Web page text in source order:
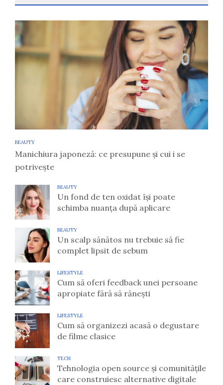
BEAUTY
Manichiura japoneză: ce presupune și cui i se
potrivește
BEAUTY
Un fond de ten oxidat își poate
schimba nuanța după aplicare
BEAUTY
Un scalp sănătos nu trebuie să fie
complet lipsit de sebum
LIFESTYLE
Cum să oferi feedback unei persoane
apropiate fără să rănești
LIFESTYLE
Cum să organizezi acasă o degustare
de filme clasice
TECH
Tehnologia open source și comunitățile
care construiesc alternative digitale